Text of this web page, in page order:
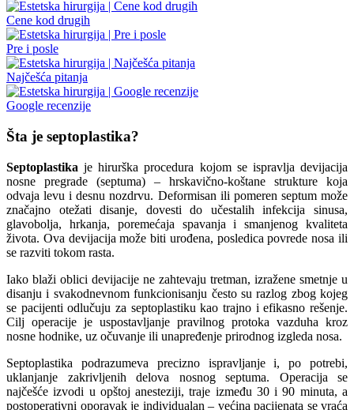
Cene kod drugih
Pre i posle
Najčešća pitanja
Google recenzije
Šta je septoplastika?
Septoplastika je hirurška procedura kojom se ispravlja devijacija
nosne pregrade (septuma) – hrskavično-koštane strukture koja
odvaja levu i desnu nozdrvu. Deformisan ili pomeren septum može
značajno otežati disanje, dovesti do učestalih infekcija sinusa,
glavobolja, hrkanja, poremećaja spavanja i smanjenog kvaliteta
života. Ova devijacija može biti urođena, posledica povrede nosa ili
se razviti tokom rasta.
Iako blaži oblici devijacije ne zahtevaju tretman, izražene smetnje u
disanju i svakodnevnom funkcionisanju često su razlog zbog kojeg
se pacijenti odlučuju za septoplastiku kao trajno i efikasno rešenje.
Cilj operacije je uspostavljanje pravilnog protoka vazduha kroz
nosne hodnike, uz očuvanje ili unapređenje prirodnog izgleda nosa.
Septoplastika podrazumeva precizno ispravljanje i, po potrebi,
uklanjanje zakrivljenih delova nosnog septuma. Operacija se
najčešće izvodi u opštoj anesteziji, traje između 30 i 90 minuta, a
postoperativni oporavak je individualan – većina pacijenata se vraća